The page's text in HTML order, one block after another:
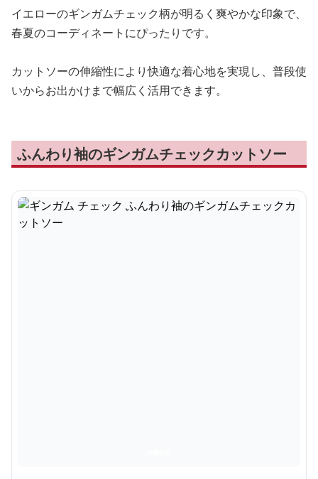
イエローのギンガムチェック柄が明るく爽やかな印象で、
春夏のコーディネートにぴったりです。
カットソーの伸縮性により快適な着心地を実現し、普段使
いからお出かけまで幅広く活用できます。
ふんわり袖のギンガムチェックカットソー